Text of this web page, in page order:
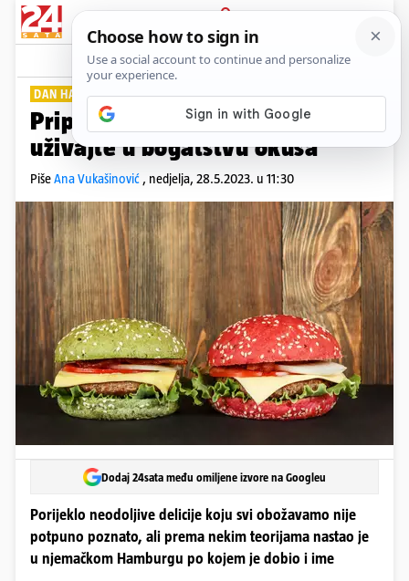
PRIJAVA
Lifestyle Komentari
DAN HAMBURGERA
Pripremite sočan hamburger i
uživajte u bogatstvu okusa
PišeAna Vukašinović , nedjelja, 28.5.2023. u 11:30
Dodaj 24sata među omiljene izvore na Googleu
Porijeklo neodoljive delicije koju svi obožavamo nije
potpuno poznato, ali prema nekim teorijama nastao je
u njemačkom Hamburgu po kojem je dobio i ime